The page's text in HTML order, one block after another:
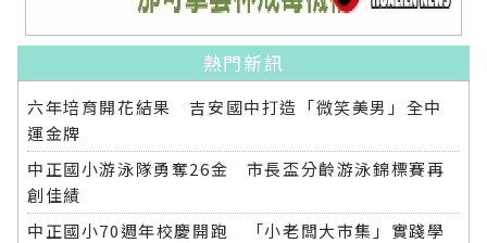
熱門新訊
六年培育開花結果 吉安國中打造「微笑美男」全中
運金牌
中正國小游泳隊勇奪26金 市長盃分齡游泳錦標賽再
創佳績
中正國小70週年校慶開跑 「小老闆大市集」實踐學